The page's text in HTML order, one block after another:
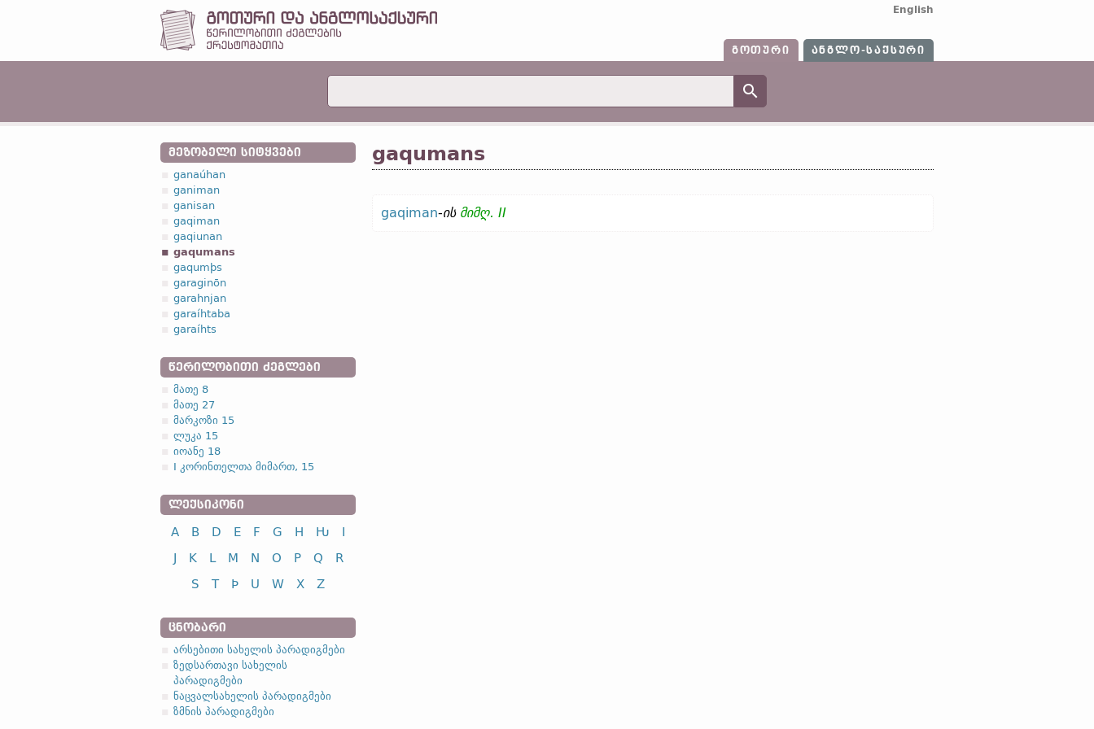
English
ᲒᲝᲗᲣᲠᲘ ᲐᲜᲒᲚᲝ-ᲡᲐᲥᲡᲣᲠᲘ
ᲛᲔᲖᲝᲑᲔᲚᲘ ᲡᲘᲢᲧᲕᲔᲑᲘ
ganaúhan
ganiman
ganisan
gaqiman
gaqiunan
gaqumans
gaqumþs
garaginōn
garahnjan
garaíhtaba
garaíhts
ᲬᲔᲠᲘᲚᲝᲑᲘᲗᲘ ᲫᲔᲒᲚᲔᲑᲘ
მათე 8
მათე 27
მარკოზი 15
ლუკა 15
იოანე 18
I კორინთელთა მიმართ, 15
ᲚᲔᲥᲡᲘᲙᲝᲜᲘ
A B D E F G H Ƕ
I
J
K L M N O P Q
R
S
T Þ U W X Z
ᲪᲜᲝᲑᲐᲠᲘ
არსებითი სახელის პარადიგმები
ზედსართავი სახელის
პარადიგმები
ნაცვალსახელის პარადიგმები
ზმნის პარადიგმები
gaqumans
gaqiman-ის მიმღ. II